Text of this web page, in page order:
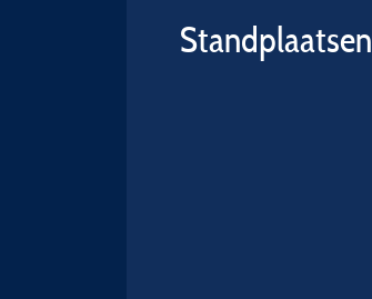
Standplaatsen